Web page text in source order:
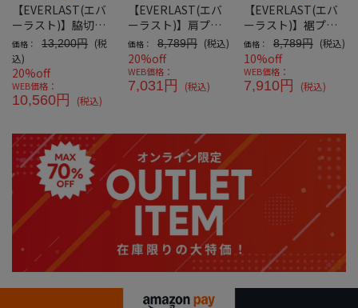
【EVERLAST(エバ
ーラスト)】脇切り
替え防風フードベス
ト
価格： 13,200円 (税
込)
20%off
WEB価格：
10,560円 (税込)
【EVERLAST(エバ
ーラスト)】肩プリ
ントデザインジャケ
ット
価格： 8,789円 (税込)
20%off
WEB価格：
7,031円 (税込)
【EVERLAST(エバ
ーラスト)】裾プリ
ントデザインジャケ
ット
価格： 8,789円 (税込)
10%off
WEB価格：
7,910円 (税込)